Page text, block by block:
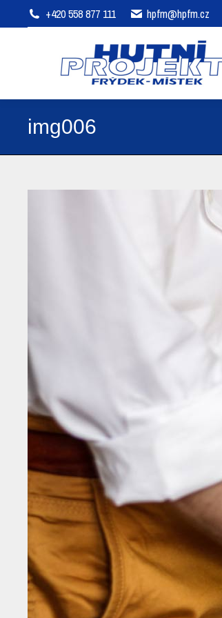
+420 558 877 111 hpfm@hpfm.cz
img006
O společnosti